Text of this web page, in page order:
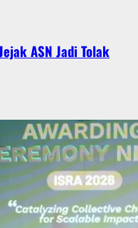
ASN Jadi Tolak